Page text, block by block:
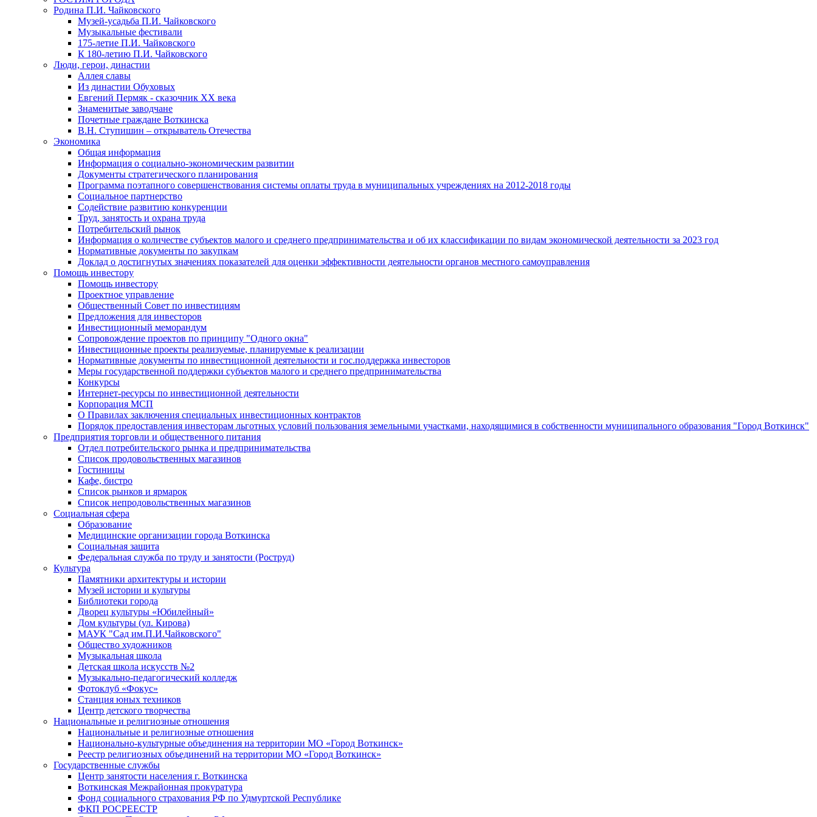
Родина П.И. Чайковского
Музей-усадьба П.И. Чайковского
Музыкальные фестивали
175-летие П.И. Чайковского
К 180-летию П.И. Чайковского
Люди, герои, династии
Аллея славы
Из династии Обуховых
Евгений Пермяк - сказочник XX века
Знаменитые заводчане
Почетные граждане Воткинска
В.Н. Ступишин – открыватель Отечества
Экономика
Общая информация
Информация о социально-экономическим развитии
Документы стратегического планирования
Программа поэтапного совершенствования системы оплаты труда в муниципальных учреждениях на 2012-2018 годы
Социальное партнерство
Содействие развитию конкуренции
Труд, занятость и охрана труда
Потребительский рынок
Информация о количестве субъектов малого и среднего предпринимательства и об их классификации по видам экономической деятельности за 2023 год
Нормативные документы по закупкам
Доклад о достигнутых значениях показателей для оценки эффективности деятельности органов местного самоуправления
Помощь инвестору
Помощь инвестору
Проектное управление
Общественный Совет по инвестициям
Предложения для инвесторов
Инвестиционный меморандум
Сопровождение проектов по принципу "Oдного окна"
Инвестиционные проекты реализуемые, планируемые к реализации
Нормативные документы по инвестиционной деятельности и гос.поддержка инвесторов
Меры государственной поддержки субъектов малого и среднего предпринимательства
Конкурсы
Интернет-ресурсы по инвестиционной деятельности
Корпорация МСП
О Правилах заключения специальных инвестиционных контрактов
Порядок предоставления инвесторам льготных условий пользования земельными участками, находящимися в собственности муниципального образования "Город Воткинск"
Предприятия торговли и общественного питания
Отдел потребительского рынка и предпринимательства
Список продовольственных магазинов
Гостиницы
Кафе, бистро
Cписок рынков и ярмарок
Список непродовольственных магазинов
Социальная сфера
Образование
Медицинские организации города Воткинска
Социальная защита
Федеральная служба по труду и занятости (Роструд)
Культура
Памятники архитектуры и истории
Музей истории и культуры
Библиотеки города
Дворец культуры «Юбилейный»
Дом культуры (ул. Кирова)
МАУК "Сад им.П.И.Чайковского"
Общество художников
Музыкальная школа
Детская школа искусств №2
Музыкально-педагогический колледж
Фотоклуб «Фокус»
Станция юных техников
Центр детского творчества
Национальные и религиозные отношения
Национальные и религиозные отношения
Национально-культурные объединения на территории МО «Город Воткинск»
Реестр религиозных объединений на территории МО «Город Воткинск»
Государственные службы
Центр занятости населения г. Воткинска
Воткинская Межрайонная прокуратура
Фонд социального страхования РФ по Удмуртской Республике
ФКП РОСРЕЕСТР